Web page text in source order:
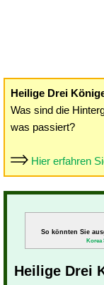
Heilige Drei
Was sind die
was passiert?
Hier erfahren
So könnten Sie
Korea
Heilige Drei